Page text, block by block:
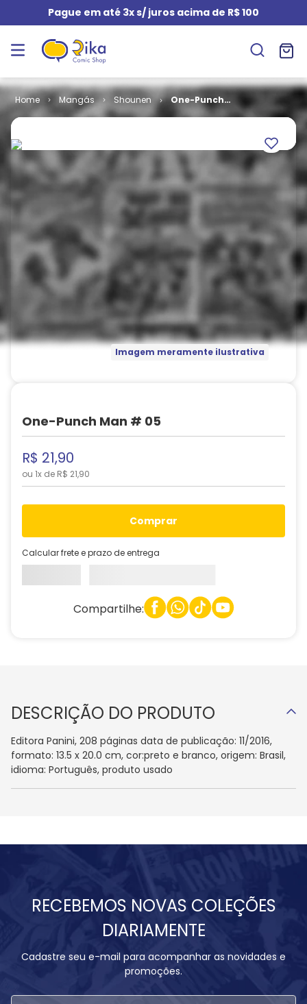
Pague em até 3x s/ juros acima de R$ 100
Mangás Shounen
One-Punch
Man # 05
Imagem meramente ilustrativa
One-Punch Man # 05
R$ 21,90
ou 1x de R$ 21,90
comprar
Calcular frete e prazo de entrega
Compartilhe:
DESCRIÇÃO DO PRODUTO
Editora Panini, 208 páginas data de publicação: 11/2016,
formato: 13.5 x 20.0 cm, cor:preto e branco, origem: Brasil,
idioma: Português, produto usado
RECEBEMOS NOVAS COLEÇÕES
DIARIAMENTE
Cadastre seu e-mail para acompanhar as novidades e
promoções.